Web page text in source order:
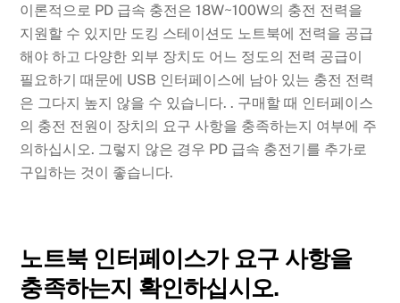
이론적으로 PD 급속 충전은 18W~100W의 충전 전력을
지원할 수 있지만 도킹 스테이션도 노트북에 전력을 공급
해야 하고 다양한 외부 장치도 어느 정도의 전력 공급이
필요하기 때문에 USB 인터페이스에 남아 있는 충전 전력
은 그다지 높지 않을 수 있습니다. . 구매할 때 인터페이스
의 충전 전원이 장치의 요구 사항을 충족하는지 여부에 주
의하십시오. 그렇지 않은 경우 PD 급속 충전기를 추가로
구입하는 것이 좋습니다.
노트북 인터페이스가 요구 사항을
충족하는지 확인하십시오.